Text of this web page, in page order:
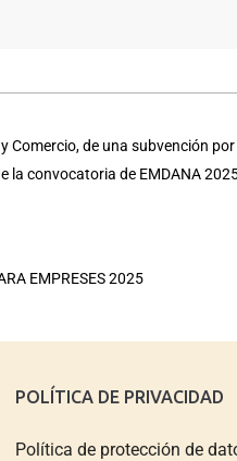
Comercio, de una subvención
la convocatoria de EMDANA
EMPRESES 2025
POLÍTICA DE PRIVACIDAD
Política de protección de